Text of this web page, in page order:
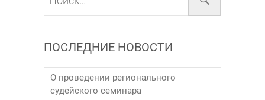
ПОСЛЕДНИЕ НОВОСТИ
О проведении регионального
судейского семинара